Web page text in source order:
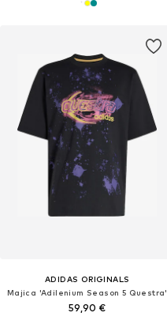
ADIDAS ORIGINALS
Majica 'Adilenium Season 5 Questra'
59,90 €